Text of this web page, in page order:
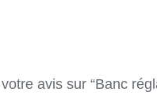
avis sur “Banc